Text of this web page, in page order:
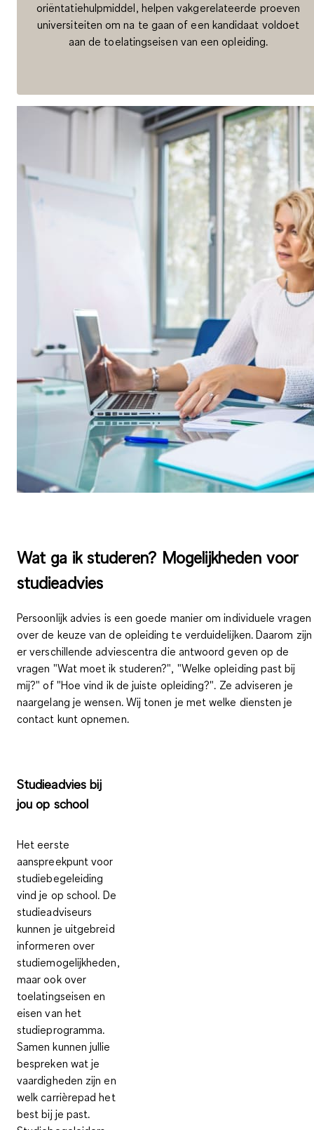
oriëntatiehulpmiddel, helpen vakgerelateerde proeven
universiteiten om na te gaan of een kandidaat voldoet
aan de toelatingseisen van een opleiding.
Wat ga ik studeren? Mogelijkheden voor
studieadvies
Persoonlijk advies is een goede manier om individuele vragen
over de keuze van de opleiding te verduidelijken. Daarom zijn
erverschillende adviescentra die antwoord geven op de
vragen "Wat moet ik studeren?", "Welke opleiding past bij
mij?" of "Hoe vind ik de juiste opleiding?". Ze adviseren je
naargelang je wensen. Wij tonen je met welke diensten je
contact kunt opnemen.
Studieadvies bij
jou op school
Het eerste
aanspreekpunt voor
studiebegeleiding
vind je op school. De
studieadviseurs
kunnen je uitgebreid
informeren over
studiemogelijkheden,
maar ook over
toelatingseisen en
eisen van het
studieprogramma.
Samen kunnen jullie
bespreken wat je
vaardigheden zijn en
welk carrièrepad het
best bij je past.